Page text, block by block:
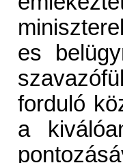
es
forduló
a